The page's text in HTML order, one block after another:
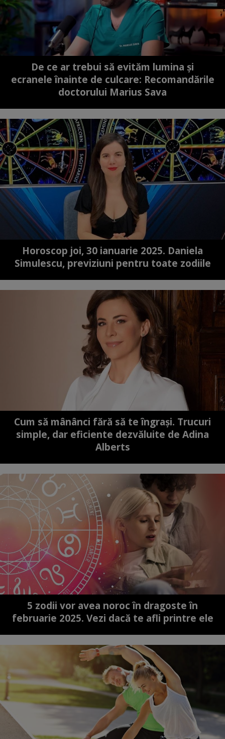
De ce ar trebui să evităm lumina și
ecranele înainte de culcare: Recomandările
doctorului Marius Sava
Horoscop joi, 30 ianuarie 2025. Daniela
Simulescu, previziuni pentru toate zodiile
Cum să mânânci fără să te îngrași. Trucuri
simple, dar eficiente dezvăluite de Adina
Alberts
5 zodii vor avea noroc în dragoste în
februarie 2025. Vezi dacă te afli printre ele